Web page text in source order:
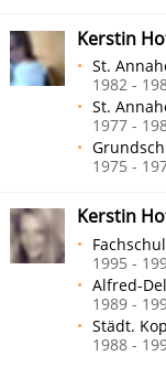
Kerstin
St.
1982 -
St.
1977 -
1975 -
Kerstin
1995 -
Alfred-
1989 -
Städt.
1988 -